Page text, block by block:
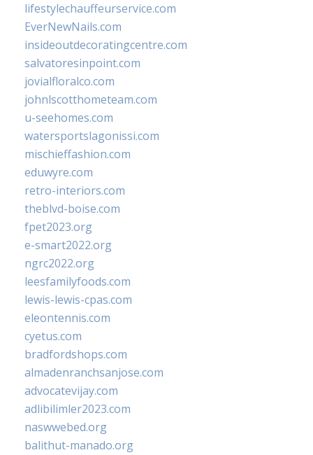
lifestylechauffeurservice.com
EverNewNails.com
insideoutdecoratingcentre.com
salvatoresinpoint.com
jovialfloralco.com
johnlscotthometeam.com
u-seehomes.com
watersportslagonissi.com
mischieffashion.com
eduwyre.com
retro-interiors.com
theblvd-boise.com
fpet2023.org
e-smart2022.org
ngrc2022.org
leesfamilyfoods.com
lewis-lewis-cpas.com
eleontennis.com
cyetus.com
bradfordshops.com
almadenranchsanjose.com
advocatevijay.com
adlibilimler2023.com
naswwebed.org
balithut-manado.org